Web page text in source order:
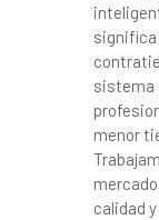
significa
sistema
menor
calidad